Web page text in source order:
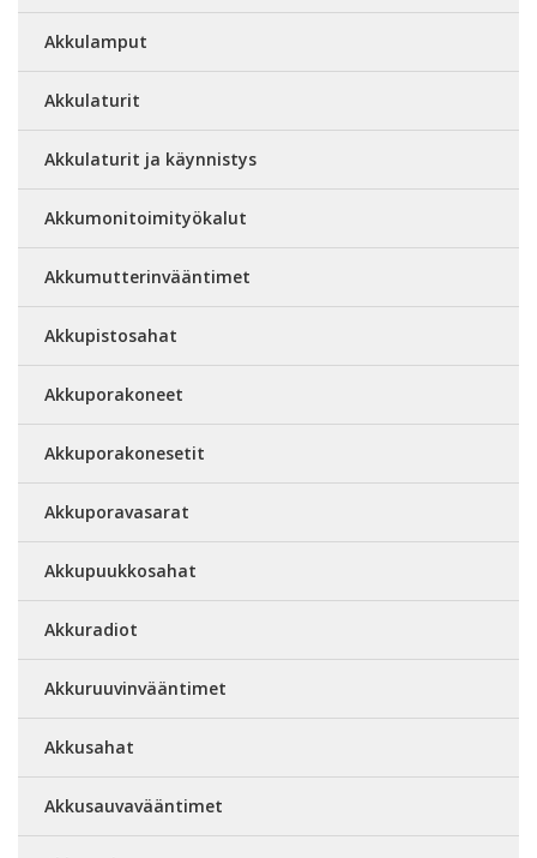
Akkulamput
Akkulaturit
Akkulaturit ja käynnistys
Akkumonitoimityökalut
Akkumutterinvääntimet
Akkupistosahat
Akkuporakoneet
Akkuporakonesetit
Akkuporavasarat
Akkupuukkosahat
Akkuradiot
Akkuruuvinvääntimet
Akkusahat
Akkusauvavääntimet